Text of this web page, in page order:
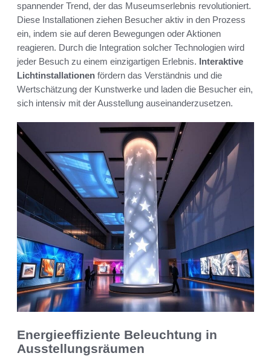
spannender Trend, der das Museumserlebnis revolutioniert.
Diese Installationen ziehen Besucher aktiv in den Prozess
ein, indem sie auf deren Bewegungen oder Aktionen
reagieren. Durch die Integration solcher Technologien wird
jeder Besuch zu einem einzigartigen Erlebnis. Interaktive
Lichtinstallationen fördern das Verständnis und die
Wertschätzung der Kunstwerke und laden die Besucher ein,
sich intensiv mit der Ausstellung auseinanderzusetzen.
Energieeffiziente Beleuchtung in
Ausstellungsräumen